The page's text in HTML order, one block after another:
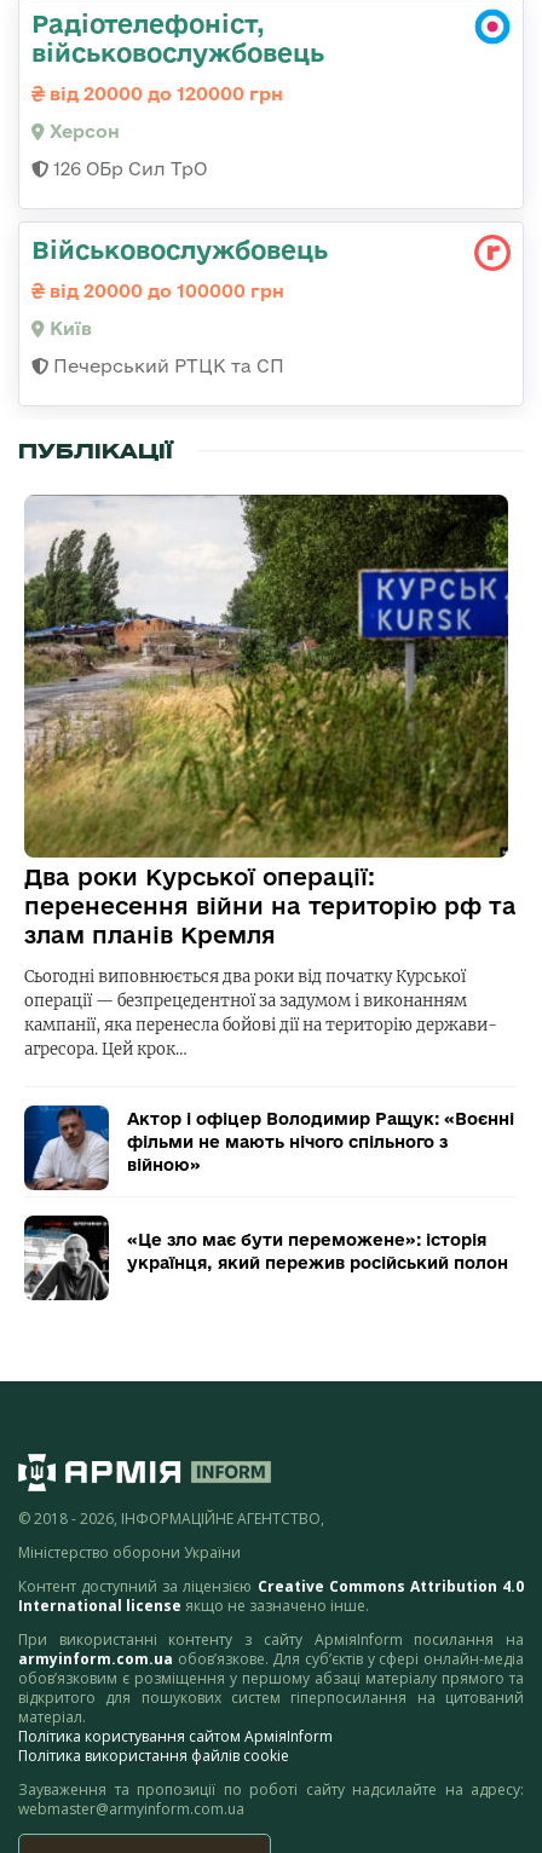
Радіотелефоніст,
військовослужбовець
від 20000 до 120000 грн
Херсон
126 ОБр Сил ТрО
Військовослужбовець
від 20000 до 100000 грн
Київ
Печерський РТЦК та СП
ПУБЛІКАЦІЇ
Два роки Курської операції:
перенесення війни на територію рф та
злам планів Кремля
Сьогодні виповнюється два роки від початку Курської
операції — безпрецедентної за задумом і виконанням
кампанії, яка перенесла бойові дії на територію держави-
агресора. Цей крок…
Актор і офіцер Володимир Ращук: «Воєнні
фільми не мають нічого спільного з
війною»
«Це зло має бути переможене»: історія
українця, який пережив російський полон
© 2018 - 2026, ІНФОРМАЦІЙНЕ АГЕНТСТВО,
Міністерство оборони України
Контент доступний за ліцензією Creative Commons Attribution 4.0
International license якщо не зазначено інше.
При використанні контенту з сайту АрміяInform посилання на
armyinform.com.ua обов’язкове. Для суб’єктів у сфері онлайн-медіа
обов’язковим є розміщення у першому абзаці матеріалу прямого та
відкритого для пошукових систем гіперпосилання на цитований
матеріал.
Політика користування сайтом АрміяInform
Політика використання файлів cookie
Зауваження та пропозиції по роботі сайту надсилайте на адресу:
webmaster@armyinform.com.ua